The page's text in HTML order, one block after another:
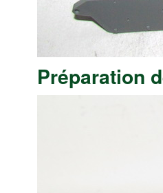
Préparation